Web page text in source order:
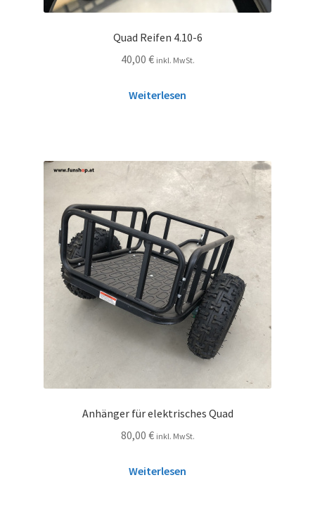
Quad Reifen 4.10-6
40,00 € inkl. MwSt.
Weiterlesen
Anhänger für elektrisches Quad
80,00 € inkl. MwSt.
Weiterlesen